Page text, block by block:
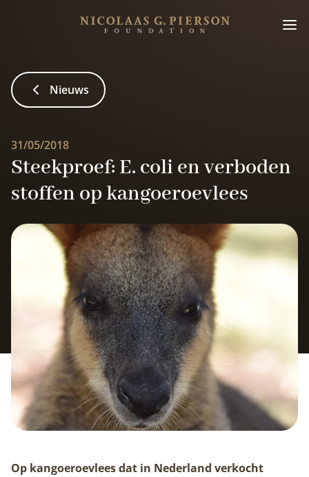
Nieuws
31/05/2018
Steekproef: E. coli en verboden
stoffen op kangoeroevlees
Op kangoeroevlees dat in Nederland verkocht